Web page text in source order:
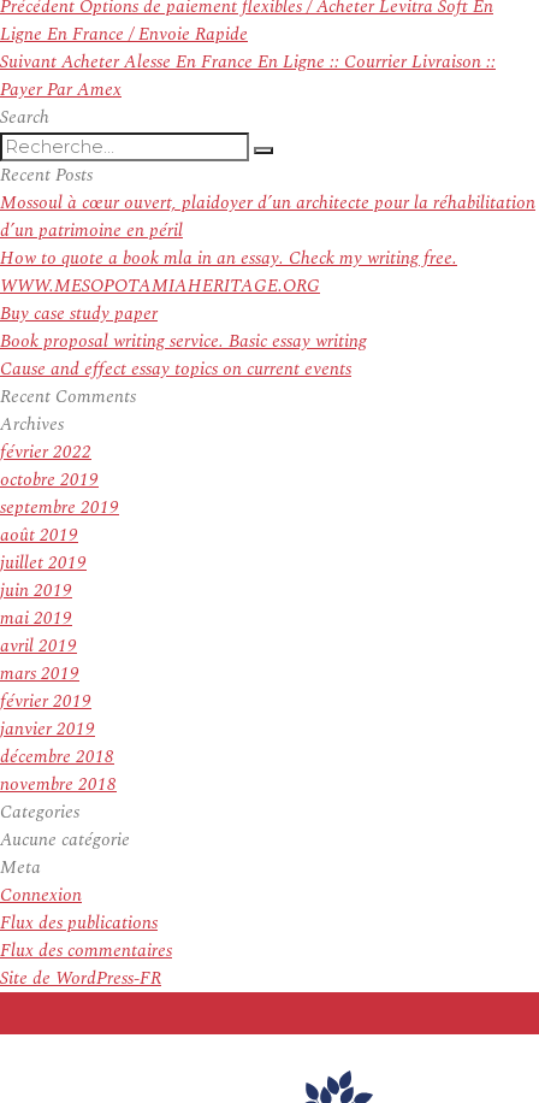
de
l’article
Précédent
précédent :
Options de paiement flexibles / Acheter Levitra Soft En
Ligne En France / Envoie Rapide
SuivantArticle
suivant :
Acheter Alesse En France En Ligne :: Courrier Livraison ::
Payer Par Amex
Search
Recherche
pour
:
Recherche
Recent Posts
Mossoul à cœur ouvert, plaidoyer d’un architecte pour la réhabilitation
d’un patrimoine en péril
How to quote a book mla in an essay. Check my writing free.
WWW.MESOPOTAMIAHERITAGE.ORG
Buy case study paper
Book proposal writing service. Basic essay writing
Cause and effect essay topics on current events
Recent Comments
Archives
février 2022
octobre 2019
septembre 2019
août 2019
juillet 2019
juin 2019
mai 2019
avril 2019
mars 2019
février 2019
janvier 2019
décembre 2018
novembre 2018
Categories
Aucune catégorie
Meta
Connexion
Flux des publications
Flux des commentaires
Site de WordPress-FR